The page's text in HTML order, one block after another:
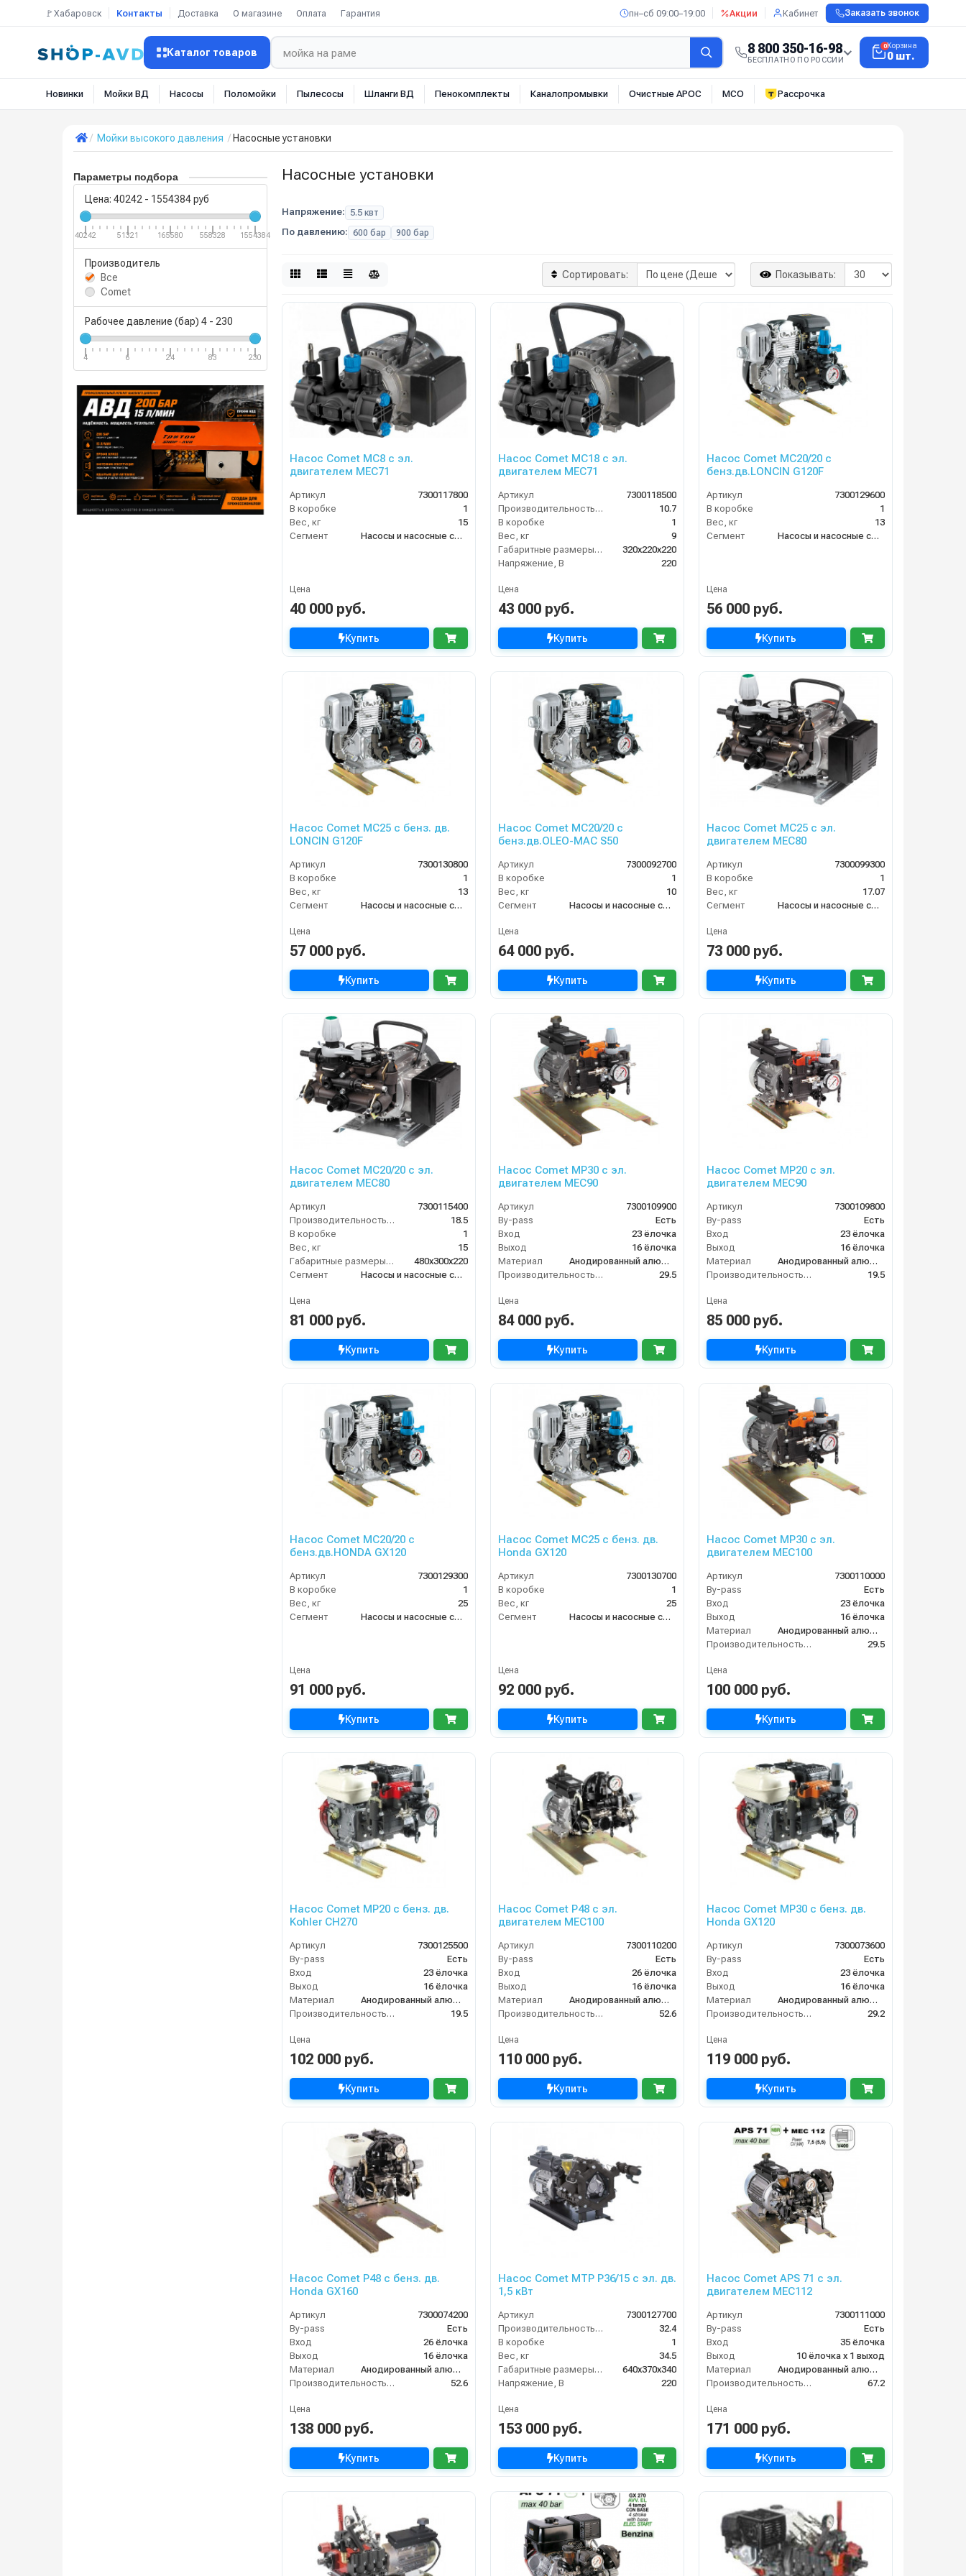
🚩Хабаровск Контакты Доставка О магазине Оплата Гарантия пн–сб 09:00–19:00 Акции Кабинет Заказать звонок
Каталог товаров 8 800 350-16-98
БЕСПЛАТНО ПО РОССИИ
0Корзина
0 шт.
Новинки Мойки ВД Насосы Поломойки Пылесосы Шланги ВД Пенокомплекты Каналопромывки Очистные АРОС МСО Рассрочка
Мойки высокого давления Насосные установки
Параметры подбора
Цена: 40242 - 1554384руб
40242 51321 165580 558328 1554384
Производитель
Все
Comet
Рабочее давление (бар) 4 - 230
4 6 24 83 230
Насосные установки
Напряжение: 5.5 квт
По давлению: 600 бар 900 бар
Сортировать: Показывать:
Насос Comet МС8 с эл.
двигателем MEC71
Артикул
7300117800
В коробке
1
Вес, кг
15
Сегмент
Насосы и насосные станции
Цена
40 000 руб.
Купить
Насос Comet МС18 с эл.
двигателем MEC71
Артикул
7300118500
Производительность (л/мин)
10.7
В коробке
1
Вес, кг
9
Габаритные размеры, мм
320x220x220
Напряжение, В
220
Цена
43 000 руб.
Купить
Насос Comet МC20/20 с
бенз.дв.LONCIN G120F
Артикул
7300129600
В коробке
1
Вес, кг
13
Сегмент
Насосы и насосные станции
Цена
56 000 руб.
Купить
Насос Comet МC25 с бенз. дв.
LONCIN G120F
Артикул
7300130800
В коробке
1
Вес, кг
13
Сегмент
Насосы и насосные станции
Цена
57 000 руб.
Купить
Насос Comet МC20/20 с
бенз.дв.OLEO-MAC S50
Артикул
7300092700
В коробке
1
Вес, кг
10
Сегмент
Насосы и насосные станции
Цена
64 000 руб.
Купить
Насос Comet МС25 с эл.
двигателем MEC80
Артикул
7300099300
В коробке
1
Вес, кг
17.07
Сегмент
Насосы и насосные станции
Цена
73 000 руб.
Купить
Насос Comet МC20/20 с эл.
двигателем MEC80
Артикул
7300115400
Производительность (л/мин)
18.5
В коробке
1
Вес, кг
15
Габаритные размеры, мм
480x300x220
Сегмент
Насосы и насосные станции
Цена
81 000 руб.
Купить
Насос Comet МР30 с эл.
двигателем MEC90
Артикул
7300109900
By-pass
Есть
Вход
23 ёлочка
Выход
16 ёлочка
Материал
Анодированный алюминий
Производительность (л/мин)
29.5
Цена
84 000 руб.
Купить
Насос Comet МР20 с эл.
двигателем MEC90
Артикул
7300109800
By-pass
Есть
Вход
23 ёлочка
Выход
16 ёлочка
Материал
Анодированный алюминий
Производительность (л/мин)
19.5
Цена
85 000 руб.
Купить
Насос Comet МC20/20 с
бенз.дв.HONDA GX120
Артикул
7300129300
В коробке
1
Вес, кг
25
Сегмент
Насосы и насосные станции
Цена
91 000 руб.
Купить
Насос Comet МС25 с бенз. дв.
Honda GX120
Артикул
7300130700
В коробке
1
Вес, кг
25
Сегмент
Насосы и насосные станции
Цена
92 000 руб.
Купить
Насос Comet МР30 с эл.
двигателем MEC100
Артикул
7300110000
By-pass
Есть
Вход
23 ёлочка
Выход
16 ёлочка
Материал
Анодированный алюминий
Производительность (л/мин)
29.5
Цена
100 000 руб.
Купить
Насос Comet МР20 с бенз. дв.
Kohler CH270
Артикул
7300125500
By-pass
Есть
Вход
23 ёлочка
Выход
16 ёлочка
Материал
Анодированный алюминий
Производительность (л/мин)
19.5
Цена
102 000 руб.
Купить
Насос Comet P48 с эл.
двигателем MEC100
Артикул
7300110200
By-pass
Есть
Вход
26 ёлочка
Выход
16 ёлочка
Материал
Анодированный алюминий
Производительность (л/мин)
52.6
Цена
110 000 руб.
Купить
Насос Comet МР30 с бенз. дв.
Honda GX120
Артикул
7300073600
By-pass
Есть
Вход
23 ёлочка
Выход
16 ёлочка
Материал
Анодированный алюминий
Производительность (л/мин)
29.2
Цена
119 000 руб.
Купить
Насос Comet P48 с бенз. дв.
Honda GX160
Артикул
7300074200
By-pass
Есть
Вход
26 ёлочка
Выход
16 ёлочка
Материал
Анодированный алюминий
Производительность (л/мин)
52.6
Цена
138 000 руб.
Купить
Насос Comet MTP P36/15 с эл. дв.
1,5 кВт
Артикул
7300127700
Производительность (л/мин)
32.4
В коробке
1
Вес, кг
34.5
Габаритные размеры, мм
640x370x340
Напряжение, В
220
Цена
153 000 руб.
Купить
Насос Comet APS 71 с эл.
двигателем MEC112
Артикул
7300111000
By-pass
Есть
Вход
35 ёлочка
Выход
10 ёлочка х 1 выход
Материал
Анодированный алюминий
Производительность (л/мин)
67.2
Цена
171 000 руб.
Купить